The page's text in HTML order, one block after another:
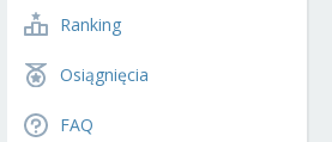
Ranking
Osiągnięcia
FAQ